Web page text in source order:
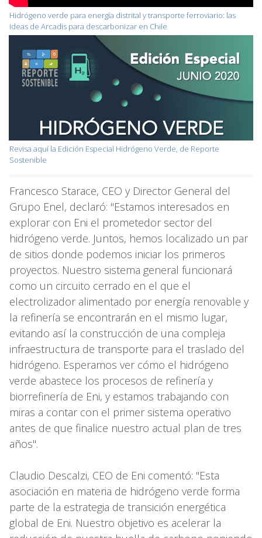
Hidrógeno verde para energía distrital y transporte ferroviario: las
ideas de Arcadis para descarbonizar en Chile
Revisa aquí la Edición Especial Hidrógeno Verde, de Reporte
Sostenible
Francesco Starace, CEO y Director General del
Grupo Enel, declaró: "Estamos interesados en
explorar con Eni el prometedor sector del
hidrógeno verde. Juntos, hemos localizado un par
de sitios donde podemos iniciar los primeros
proyectos. Nuestro sistema general funcionará
como un circuito cerrado en el que el
electrolizador alimentado por energía renovable y
la refinería se encontrarán en el mismo lugar,
evitando así la construcción de una compleja
infraestructura de transporte para el traslado del
hidrógeno. Esperamos ver cómo el hidrógeno
verde abastece los procesos de refinería y
biorrefinería de Eni, y estamos trabajando con
miras a contar con el primer sistema operativo
antes de que finalice nuestro actual plan de tres
años".
Claudio Descalzi, CEO de Eni comentó: "Esta
asociación en materia de hidrógeno verde forma
parte de la estrategia de transición energética
global de Eni. Nuestro objetivo es acelerar la